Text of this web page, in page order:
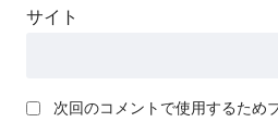
サイト
次回のコメントで使用するため